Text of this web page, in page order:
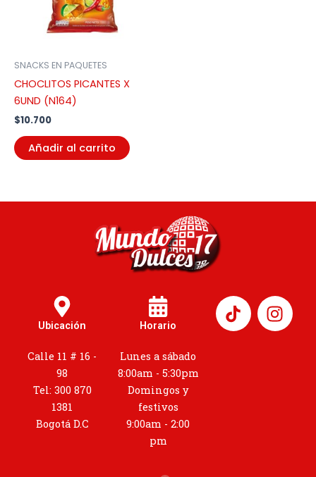
SNACKS EN PAQUETES
CHOCLITOS PICANTES X
6UND (N164)
$10.700
Añadir al carrito
Ubicación
Calle 11 # 16 -
98
Tel: 300 870
1381
Bogotá D.C
Horario
Lunes a sábado
8:00am - 5:30pm
Domingos y
festivos
9:00am - 2:00
pm
I
n
s